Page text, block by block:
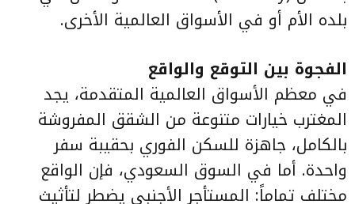
بلده الأم أو في الأسواق العالمية الأخرى.
الفجوة بين التوقع والواقع
في معظم الأسواق العالمية المتقدمة، يجد
المغترب خيارات متنوعة من الشقق المفروشة
بالكامل، جاهزة للسكن الفوري بحقيبة سفر
واحدة. أما في السوق السعودي، فإن الواقع
مختلف تماماً: المستأجر الأجنبي يضطر لتأثيث